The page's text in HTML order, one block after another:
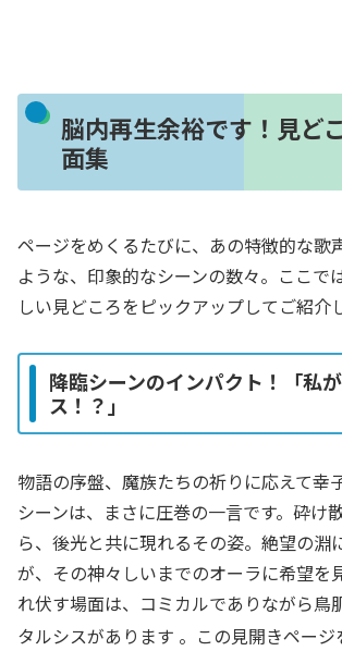
脳内再生余裕です！見ど
面集
ページをめくるたびに、あの特徴的な歌
ような、印象的なシーンの数々。ここで
しい見どころをピックアップしてご紹介
降臨シーンのインパクト！「私
ス！？」
物語の序盤、魔族たちの祈りに応えて幸
シーンは、まさに圧巻の一言です。砕け
ら、後光と共に現れるその姿。絶望の淵
が、その神々しいまでのオーラに希望を
れ伏す場面は、コミカルでありながら鳥
タルシスがあります 。この見開きペー